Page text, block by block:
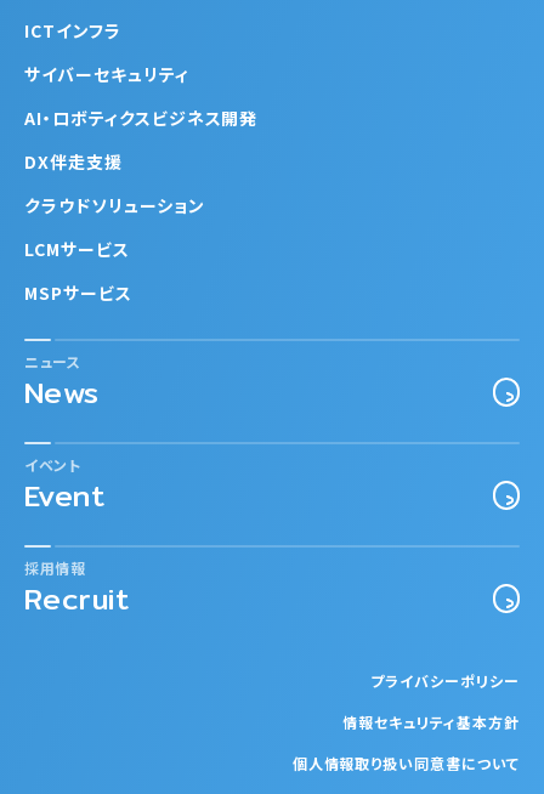
ICTインフラ
サイバーセキュリティ
AI・ロボティクスビジネス開発
DX伴走支援
クラウドソリューション
LCMサービス
MSPサービス
ニュース
News
イベント
Event
採用情報
Recruit
プライバシーポリシー
情報セキュリティ基本方針
個人情報取り扱い同意書について